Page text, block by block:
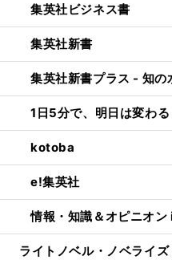
集英社ビジネス書
集英社新書
集英社新書プラス - 知の
1日5分で、明日は変わ
kotoba
e!集英社
情報・知識＆オピニオ
ライトノベル・ノベライズ